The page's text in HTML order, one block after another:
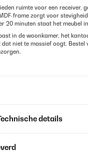
ruimte voor een receiver,
frame zorgt voor
20 minuten staat het meubel
in de woonkamer, het
dat niet te massief oogt. Bestel
details